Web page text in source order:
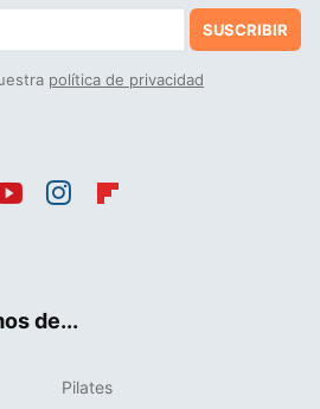
SUSCRIBIR
política de privacidad
de...
Pilates